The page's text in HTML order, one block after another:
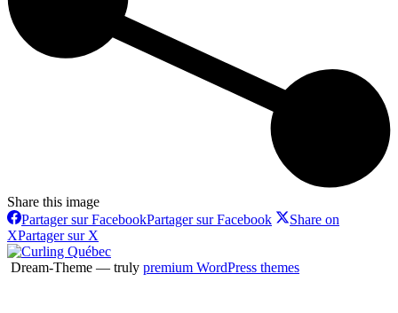
Share this image
Partager sur FacebookPartager sur Facebook
Share on
XPartager sur X
Dream-Theme — truly premium WordPress themes